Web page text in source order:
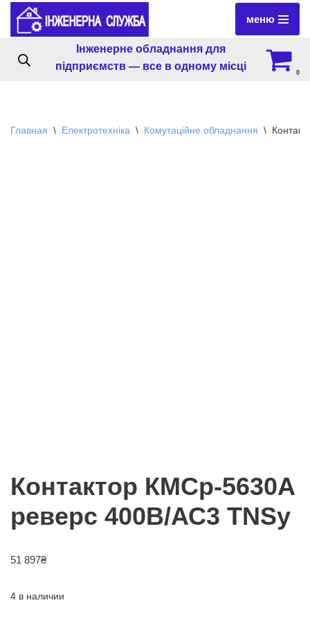
Перейти
содержимому
меню
Інженерне обладнання для
підприємств — все в одному місці
0
Главная \ Електротехніка \ Комутаційне обладнання \
Контактор КМСр-5630А
реверс 400В/АС3 TNSy
51 897₴
4 в наличии